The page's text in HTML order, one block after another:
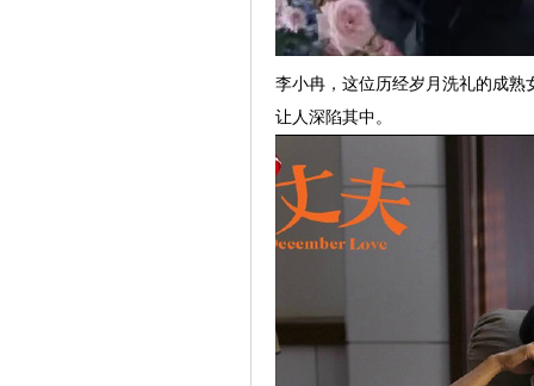
李小冉，这位历经岁月洗礼的成
让人深陷其中。